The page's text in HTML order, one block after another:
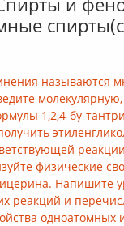
называются
1,2,4-бу-
физические
Напишите
реакций и
одноатомных